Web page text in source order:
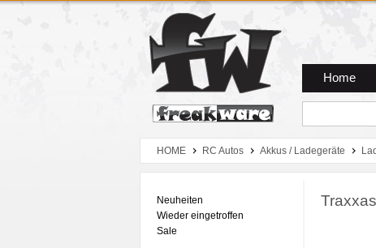
Zum Hauptmenue
Zum Seiteninhalt
Zum Warenkob
Home
HOME RC Autos Akkus / Ladegeräte
Neuheiten
Wieder eingetroffen
Sale